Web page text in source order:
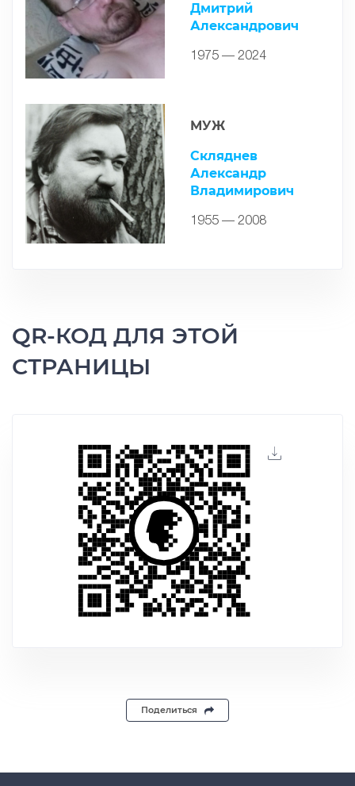
Дмитрий
Александрович
1975 — 2024
МУЖ
Скляднев
Александр
Владимирович
1955 — 2008
QR-КОД ДЛЯ ЭТОЙ
СТРАНИЦЫ
Поделиться